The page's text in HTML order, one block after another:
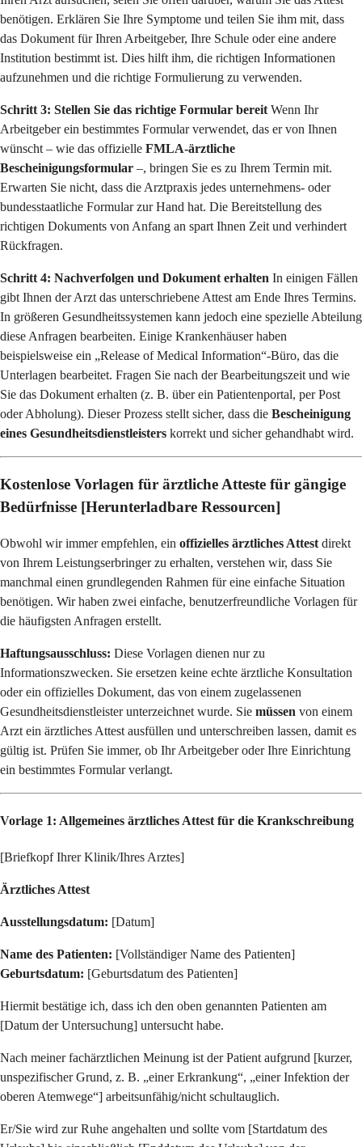
benötigen. Erklären Sie Ihre Symptome und teilen Sie ihm mit, dass
das Dokument für Ihren Arbeitgeber, Ihre Schule oder eine andere
Institution bestimmt ist. Dies hilft ihm, die richtigen Informationen
aufzunehmen und die richtige Formulierung zu verwenden.
Schritt 3: Stellen Sie das richtige Formular bereit Wenn Ihr
Arbeitgeber ein bestimmtes Formular verwendet, das er von Ihnen
wünscht – wie das offizielle FMLA-ärztliche
Bescheinigungsformular –, bringen Sie es zu Ihrem Termin mit.
Erwarten Sie nicht, dass die Arztpraxis jedes unternehmens- oder
bundesstaatliche Formular zur Hand hat. Die Bereitstellung des
richtigen Dokuments von Anfang an spart Ihnen Zeit und verhindert
Rückfragen.
Schritt 4: Nachverfolgen und Dokument erhalten In einigen Fällen
gibt Ihnen der Arzt das unterschriebene Attest am Ende Ihres Termins.
In größeren Gesundheitssystemen kann jedoch eine spezielle Abteilung
diese Anfragen bearbeiten. Einige Krankenhäuser haben
beispielsweise ein „Release of Medical Information“-Büro, das die
Unterlagen bearbeitet. Fragen Sie nach der Bearbeitungszeit und wie
Sie das Dokument erhalten (z. B. über ein Patientenportal, per Post
oder Abholung). Dieser Prozess stellt sicher, dass die Bescheinigung
eines Gesundheitsdienstleisters korrekt und sicher gehandhabt wird.
Kostenlose Vorlagen für ärztliche Atteste für gängige
Bedürfnisse [Herunterladbare Ressourcen]
Obwohl wir immer empfehlen, ein offizielles ärztliches Attest direkt
von Ihrem Leistungserbringer zu erhalten, verstehen wir, dass Sie
manchmal einen grundlegenden Rahmen für eine einfache Situation
benötigen. Wir haben zwei einfache, benutzerfreundliche Vorlagen für
die häufigsten Anfragen erstellt.
Haftungsausschluss: Diese Vorlagen dienen nur zu
Informationszwecken. Sie ersetzen keine echte ärztliche Konsultation
oder ein offizielles Dokument, das von einem zugelassenen
Gesundheitsdienstleister unterzeichnet wurde. Sie müssen von einem
Arzt ein ärztliches Attest ausfüllen und unterschreiben lassen, damit es
gültig ist. Prüfen Sie immer, ob Ihr Arbeitgeber oder Ihre Einrichtung
ein bestimmtes Formular verlangt.
Vorlage 1: Allgemeines ärztliches Attest für die Krankschreibung
[Briefkopf Ihrer Klinik/Ihres Arztes]
Ärztliches Attest
Ausstellungsdatum: [Datum]
Name des Patienten: [Vollständiger Name des Patienten]
Geburtsdatum: [Geburtsdatum des Patienten]
Hiermit bestätige ich, dass ich den oben genannten Patienten am
[Datum der Untersuchung] untersucht habe.
Nach meiner fachärztlichen Meinung ist der Patient aufgrund [kurzer,
unspezifischer Grund, z. B. „einer Erkrankung“, „einer Infektion der
oberen Atemwege“] arbeitsunfähig/nicht schultauglich.
Er/Sie wird zur Ruhe angehalten und sollte vom [Startdatum des